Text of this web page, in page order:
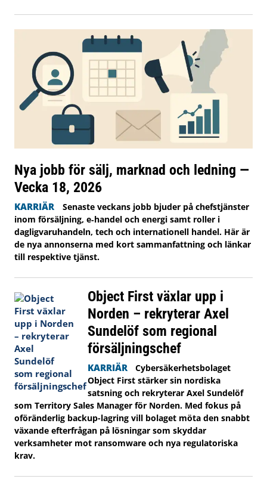
Nya jobb för sälj, marknad och ledning —
Vecka 18, 2026
KARRIÄR
Senaste veckans jobb bjuder på chefstjänster
inom försäljning, e‑handel och energi samt roller i
dagligvaruhandeln, tech och internationell handel. Här är
de nya annonserna med kort sammanfattning och länkar
till respektive tjänst.
Object First växlar upp i
Norden – rekryterar Axel
Sundelöf som regional
försäljningschef
KARRIÄR
Cybersäkerhetsbolaget
Object First stärker sin nordiska
satsning och rekryterar Axel Sundelöf
som Territory Sales Manager för Norden. Med fokus på
oföränderlig backup-lagring vill bolaget möta den snabbt
växande efterfrågan på lösningar som skyddar
verksamheter mot ransomware och nya regulatoriska
krav.